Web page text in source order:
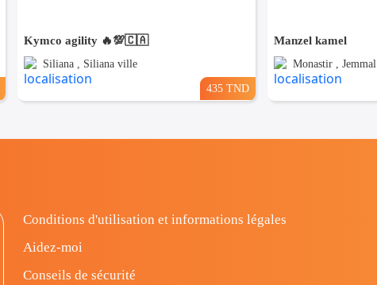
Kymco agility 🔥💯🇨🇦
Siliana , Siliana ville
435 TND
Manzel kamel
Monastir , Jemmal
Conditions d'utilisation et informations légales
Aidez-moi
Conseils de sécurité